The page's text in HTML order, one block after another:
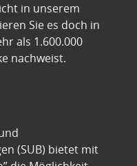
in unserem
Sie es doch in
als 1.600.000
nachweist.
(SUB) bietet mit